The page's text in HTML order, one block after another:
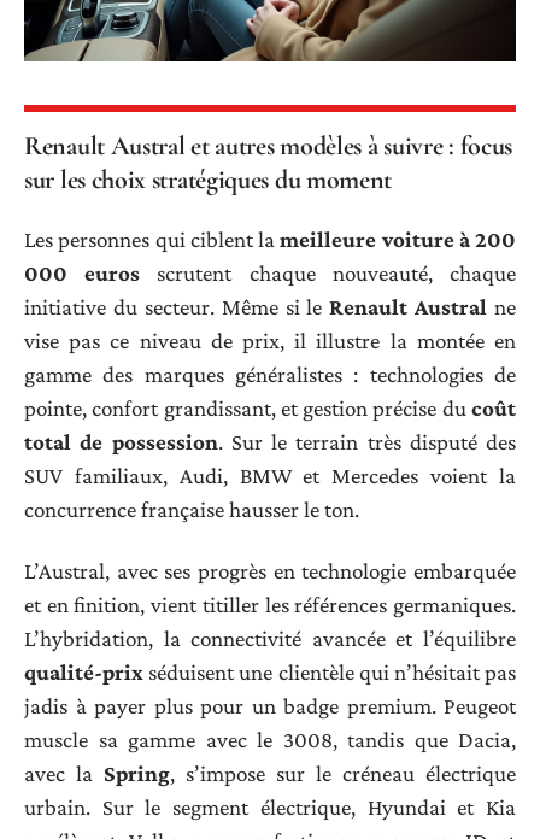
Renault Austral et autres modèles à suivre : focus
sur les choix stratégiques du moment
Les personnes qui ciblent lameilleure voiture à 200
000 euros scrutent chaque nouveauté, chaque
initiative du secteur. Même si leRenault Austral ne
vise pas ce niveau de prix, il illustre la montée en
gamme des marques généralistes : technologies de
pointe, confort grandissant, et gestion précise ducoût
total de possession. Sur le terrain très disputé des
SUV familiaux, Audi, BMW et Mercedes voient la
concurrence française hausser le ton.
L’Austral, avec ses progrès en technologie embarquée
et en finition, vient titiller les références germaniques.
L’hybridation, la connectivité avancée et l’équilibre
qualité-prix séduisent une clientèle qui n’hésitait pas
jadis à payer plus pour un badge premium. Peugeot
muscle sa gamme avec le 3008, tandis que Dacia,
avec la Spring, s’impose sur le créneau électrique
urbain. Sur le segment électrique, Hyundai et Kia